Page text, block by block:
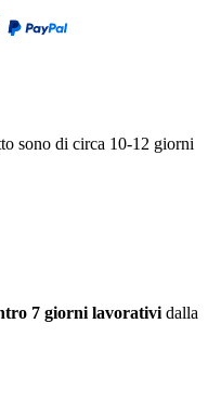
sono di circa 10-12 giorni
7 giorni lavorativi dalla